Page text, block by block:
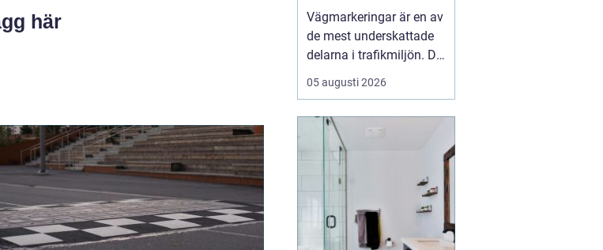
här
trafik
Vägmarkeringar är en av
de mest underskattade
delarna i trafikmiljön. De
syns överallt, men märks
ofta först när de saknas
vägmarkeringar linjer
skaparstruktur,...
05 augusti 2026